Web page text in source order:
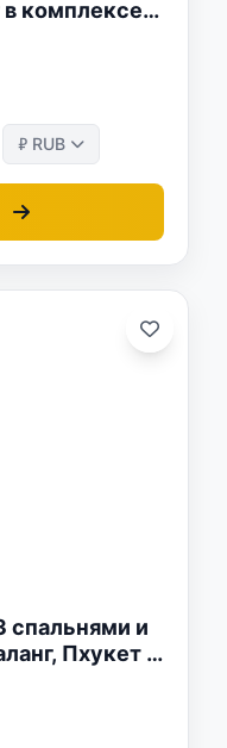
в комплексе
₽ RUB
спальнями и
Пхукет в